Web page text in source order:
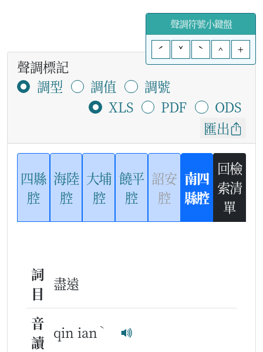
聲調符號小鍵盤
ˊ
ˇ ˋ ^ +
聲調標記
調型
調值
調號
XLS
PDF
ODS
匯出
四縣
腔
海陸
腔
大埔
腔
饒平
腔
詔安
腔
南四
縣腔
回檢
索清
單
詞
目
盡遠
音
讀
qin ian ˋ